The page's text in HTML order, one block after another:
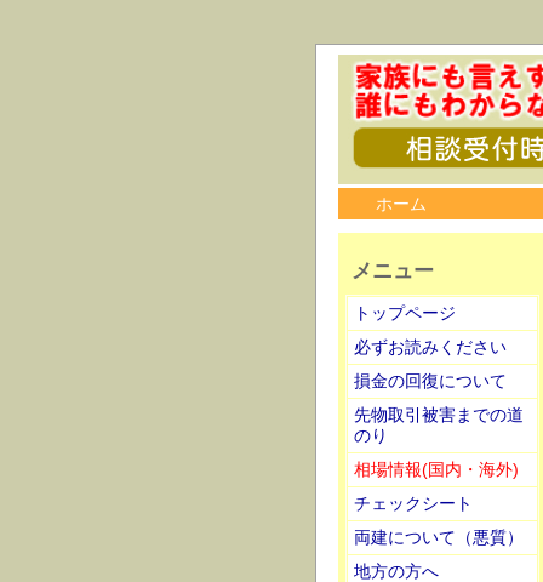
ホーム
メニュー
トップページ
必ずお読みください
損金の回復について
先物取引被害までの道
のり
相場情報(国内・海外)
チェックシート
両建について（悪質）
地方の方へ